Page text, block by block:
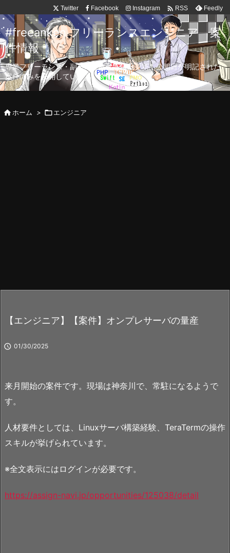
Twitter Facebook Instagram  RSS Feedly
#freeanken フリーランスエンジニア 案
件情報
専業フリーランス・副業向け案件を毎日更新！公開日が明記された
案件のみを公開しています。
ホーム > エンジニア
【エンジニア】【案件】オンプレサーバの量産
 01/30/2025
来月開始の案件です。現場は神奈川で、常駐になるようで
す。
人材要件としては、Linuxサーバ構築経験、TeraTermの操作
スキルが挙げられています。
※全文表示にはログインが必要です。
https://assign-navi.jp/opportunities/125038/detail